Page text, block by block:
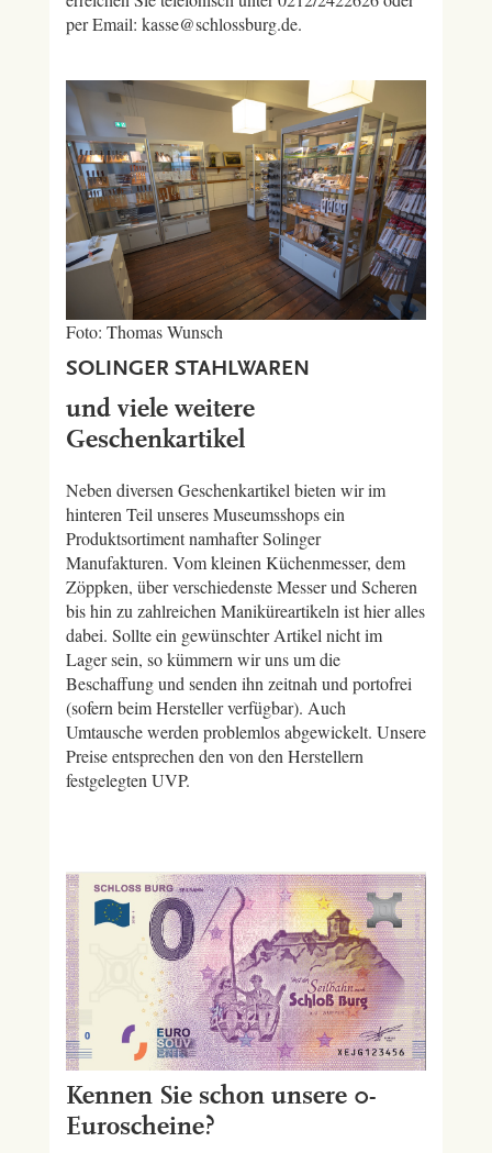
per Email: kasse@schlossburg.de.
Foto: Thomas Wunsch
SOLINGER STAHLWAREN
und viele weitere
Geschenkartikel
Neben diversen Geschenkartikel bieten wir im
hinteren Teil unseres Museumsshops ein
Produktsortiment namhafter Solinger
Manufakturen. Vom kleinen Küchenmesser, dem
Zöppken, über verschiedenste Messer und Scheren
bis hin zu zahlreichen Maniküreartikeln ist hier alles
dabei. Sollte ein gewünschter Artikel nicht im
Lager sein, so kümmern wir uns um die
Beschaffung und senden ihn zeitnah und portofrei
(sofern beim Hersteller verfügbar). Auch
Umtausche werden problemlos abgewickelt. Unsere
Preise entsprechen den von den Herstellern
festgelegten UVP.
Kennen Sie schon unsere 0-
Euroscheine?